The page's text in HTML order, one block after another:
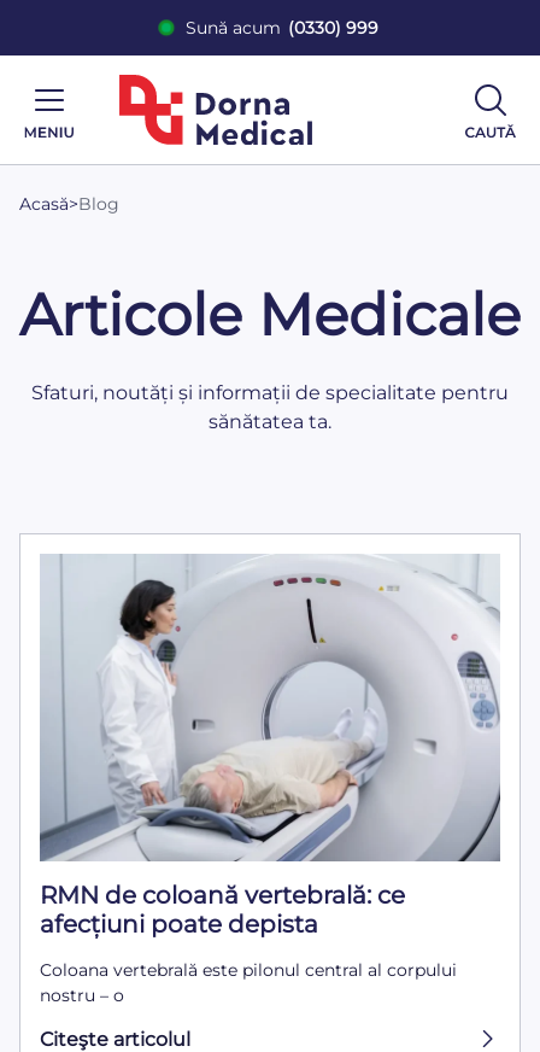
Sună acum (0330) 999
Acasă>Blog
Articole Medicale
Sfaturi, noutăți și informații de specialitate pentru
sănătatea ta.
RMN de coloană vertebrală: ce
afecțiuni poate depista
Coloana vertebrală este pilonul central al corpului
nostru – o
Citeşte articolul